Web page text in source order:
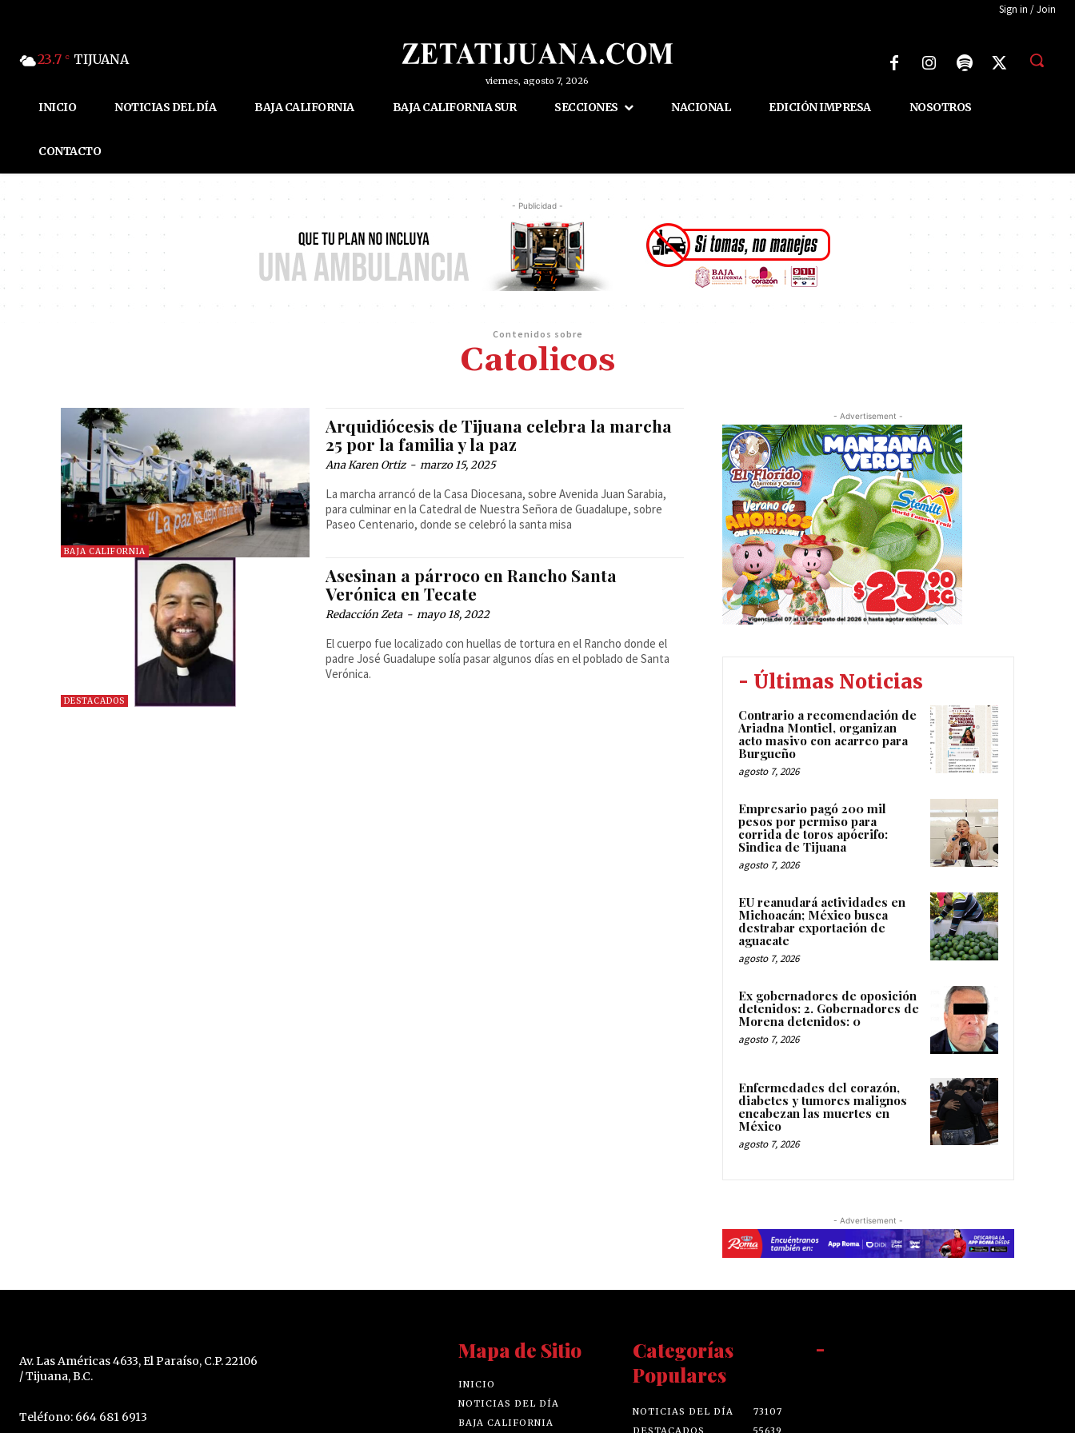
Sign in / Join
23.7 C TIJUANA
viernes, agosto 7, 2026
INICIO NOTICIAS DEL DÍA BAJA CALIFORNIA BAJA CALIFORNIA SUR SECCIONES NACIONAL EDICIÓN IMPRESA NOSOTROS
CONTACTO
- Publicidad -
Contenidos sobre
Catolicos
BAJA CALIFORNIA
Arquidiócesis de Tijuana celebra la marcha
25 por la familia y la paz
Ana Karen Ortiz - marzo 15, 2025
La marcha arrancó de la Casa Diocesana, sobre Avenida Juan Sarabia,
para culminar en la Catedral de Nuestra Señora de Guadalupe, sobre
Paseo Centenario, donde se celebró la santa misa
DESTACADOS
Asesinan a párroco en Rancho Santa
Verónica en Tecate
Redacción Zeta - mayo 18, 2022
El cuerpo fue localizado con huellas de tortura en el Rancho donde el
padre José Guadalupe solía pasar algunos días en el poblado de Santa
Verónica.
- Advertisement -
- Últimas Noticias
Contrario a recomendación de
Ariadna Montiel, organizan
acto masivo con acarreo para
Burgueño
agosto 7, 2026
Empresario pagó 200 mil
pesos por permiso para
corrida de toros apócrifo:
Sindica de Tijuana
agosto 7, 2026
EU reanudará actividades en
Michoacán; México busca
destrabar exportación de
aguacate
agosto 7, 2026
Ex gobernadores de oposición
detenidos: 2. Gobernadores de
Morena detenidos: 0
agosto 7, 2026
Enfermedades del corazón,
diabetes y tumores malignos
encabezan las muertes en
México
agosto 7, 2026
- Advertisement -
Av. Las Américas 4633, El Paraíso, C.P. 22106
/ Tijuana, B.C.
Teléfono: 664 681 6913
Mapa de Sitio
INICIO
NOTICIAS DEL DÍA
BAJA CALIFORNIA
Categorías
Populares
NOTICIAS DEL DÍA
73107
-